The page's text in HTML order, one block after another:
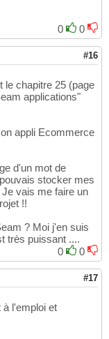
0
0
#16
le chapitre 25 (page
applications"
appli Ecommerce
d'un mot de
stocker mes
vais me faire un
!!
? Moi j'en suis
très puissant ....
0
0
#17
à l'emploi et